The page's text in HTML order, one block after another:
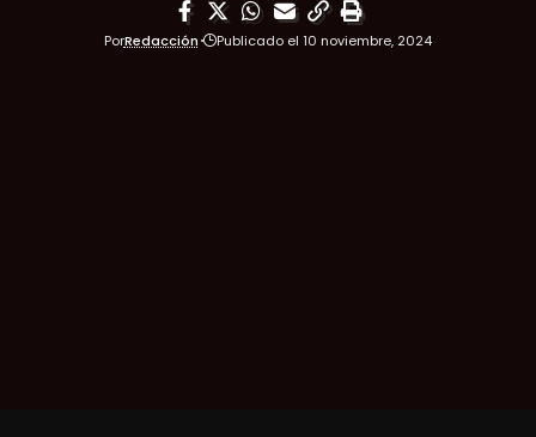
PorRedacción Publicado el 10 noviembre, 2024